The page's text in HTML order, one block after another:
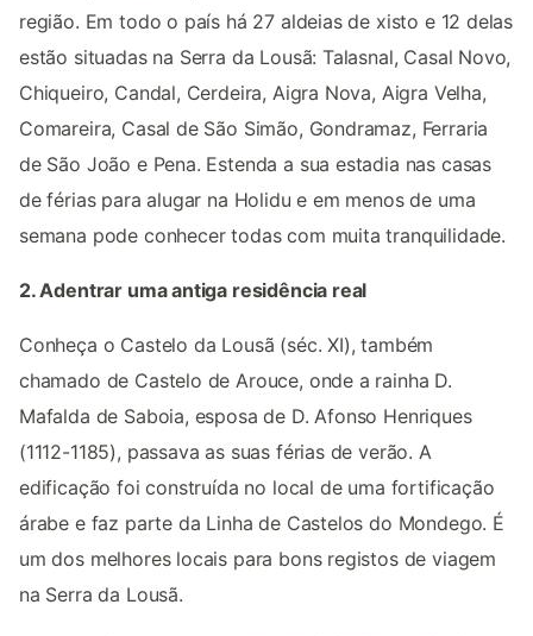
região. Em todo o país há 27 aldeias de xisto e 12 delas
estão situadas na Serra da Lousã: Talasnal, Casal Novo,
Chiqueiro, Candal, Cerdeira, Aigra Nova, Aigra Velha,
Comareira, Casal de São Simão, Gondramaz, Ferraria
de São João e Pena. Estenda a sua estadia nas casas
de férias para alugar na Holidu e em menos de uma
semana pode conhecer todas com muita tranquilidade.
2. Adentrar uma antiga residência real
Conheça o Castelo da Lousã (séc. XI), também
chamado de Castelo de Arouce, onde a rainha D.
Mafalda de Saboia, esposa de D. Afonso Henriques
(1112-1185), passava as suas férias de verão. A
edificação foi construída no local de uma fortificação
árabe e faz parte da Linha de Castelos do Mondego. É
um dos melhores locais para bons registos de viagem
na Serra da Lousã.